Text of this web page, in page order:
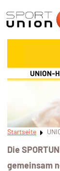
Startseite
Die
gemeinsam